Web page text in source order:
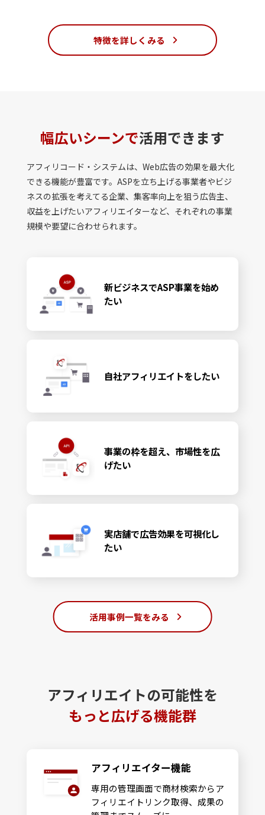
特徴を詳しくみる
幅広いシーンで活用できます
アフィリコード・システムは、Web広告の効果を最大化
できる機能が豊富です。ASPを立ち上げる事業者やビジ
ネスの拡張を考えてる企業、集客率向上を狙う広告主、
収益を上げたいアフィリエイターなど、それぞれの事業
規模や要望に合わせられます。
新ビジネスでASP事業を始め
たい
自社アフィリエイトをしたい
事業の枠を超え、市場性を広
げたい
実店舗で広告効果を可視化し
たい
活用事例一覧をみる
アフィリエイトの可能性を
もっと広げる機能群
アフィリエイター機能
専用の管理画面で商材検索からア
フィリエイトリンク取得、成果の